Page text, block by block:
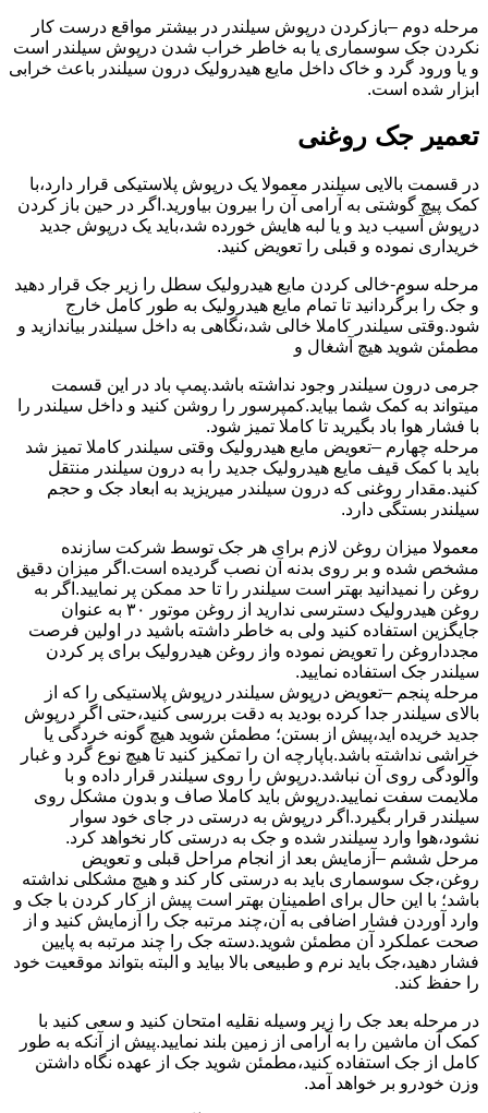
مرحله دوم –بازکردن درپوش سیلندر در بیشتر مواقع درست کار
نکردن جک سوسماری یا به خاطر خراب شدن درپوش سیلندر است
و یا ورود گرد و خاک داخل مایع هیدرولیک درون سیلندر باعث خرابی
ابزار شده است.
تعمیر جک روغنی
در قسمت بالایی سیلندر معمولا یک درپوش پلاستیکی قرار دارد،با
کمک پیچ گوشتی به آرامی آن را بیرون بیاورید.اگر در حین باز کردن
درپوش آسیب دید و یا لبه هایش خورده شد،باید یک درپوش جدید
خریداری نموده و قبلی را تعویض کنید.
مرحله سوم-خالی کردن مایع هیدرولیک سطل را زیر جک قرار دهید
و جک را برگردانید تا تمام مایع هیدرولیک به طور کامل خارج
شود.وقتی سیلندر کاملا خالی شد،نگاهی به داخل سیلندر بیاندازید و
مطمئن شوید هیچ آشغال و
جرمی درون سیلندر وجود نداشته باشد.پمپ باد در این قسمت
میتواند به کمک شما بیاید.کمپرسور را روشن کنید و داخل سیلندر را
با فشار هوا باد بگیرید تا کاملا تمیز شود.
مرحله چهارم –تعویض مایع هیدرولیک وقتی سیلندر کاملا تمیز شد
باید با کمک قیف مایع هیدرولیک جدید را به درون سیلندر منتقل
کنید.مقدار روغنی که درون سیلندر میریزید به ابعاد جک و حجم
سیلندر بستگی دارد.
معمولا میزان روغن لازم برای هر جک توسط شرکت سازنده
مشخص شده و بر روی بدنه آن نصب گردیده است.اگر میزان دقیق
روغن را نمیدانید بهتر است سیلندر را تا حد ممکن پر نمایید.اگر به
روغن هیدرولیک دسترسی ندارید از روغن موتور ۳۰ به عنوان
جایگزین استفاده کنید ولی به خاطر داشته باشید در اولین فرصت
مجدداروغن را تعویض نموده واز روغن هیدرولیک برای پر کردن
سیلندر جک استفاده نمایید.
مرحله پنجم –تعویض درپوش سیلندر درپوش پلاستیکی را که از
بالای سیلندر جدا کرده بودید به دقت بررسی کنید،حتی اگر درپوش
جدید خریده اید،پیش از بستن؛ مطمئن شوید هیچ گونه خردگی یا
خراشی نداشته باشد.باپارچه ان را تمکیز کنید تا هیچ نوع گرد و غبار
وآلودگی روی آن نباشد.درپوش را روی سیلندر قرار داده و با
ملایمت سفت نمایید.درپوش باید کاملا صاف و بدون مشکل روی
سیلندر قرار بگیرد.اگر درپوش به درستی در جای خود سوار
نشود،هوا وارد سیلندر شده و جک به درستی کار نخواهد کرد.
مرحل ششم –آزمایش بعد از انجام مراحل قبلی و تعویض
روغن،جک سوسماری باید به درستی کار کند و هیچ مشکلی نداشته
باشد؛ با این حال برای اطمینان بهتر است پیش از کار کردن با جک و
وارد آوردن فشار اضافی به آن،چند مرتبه جک را آزمایش کنید و از
صحت عملکرد آن مطمئن شوید.دسته جک را چند مرتبه به پایین
فشار دهید،جک باید نرم و طبیعی بالا بیاید و البته بتواند موقعیت خود
را حفظ کند.
در مرحله بعد جک را زیر وسیله نقلیه امتحان کنید و سعی کنید با
کمک آن ماشین را به آرامی از زمین بلند نمایید.پیش از آنکه به طور
کامل از جک استفاده کنید،مطمئن شوید جک از عهده نگاه داشتن
وزن خودرو بر خواهد آمد.